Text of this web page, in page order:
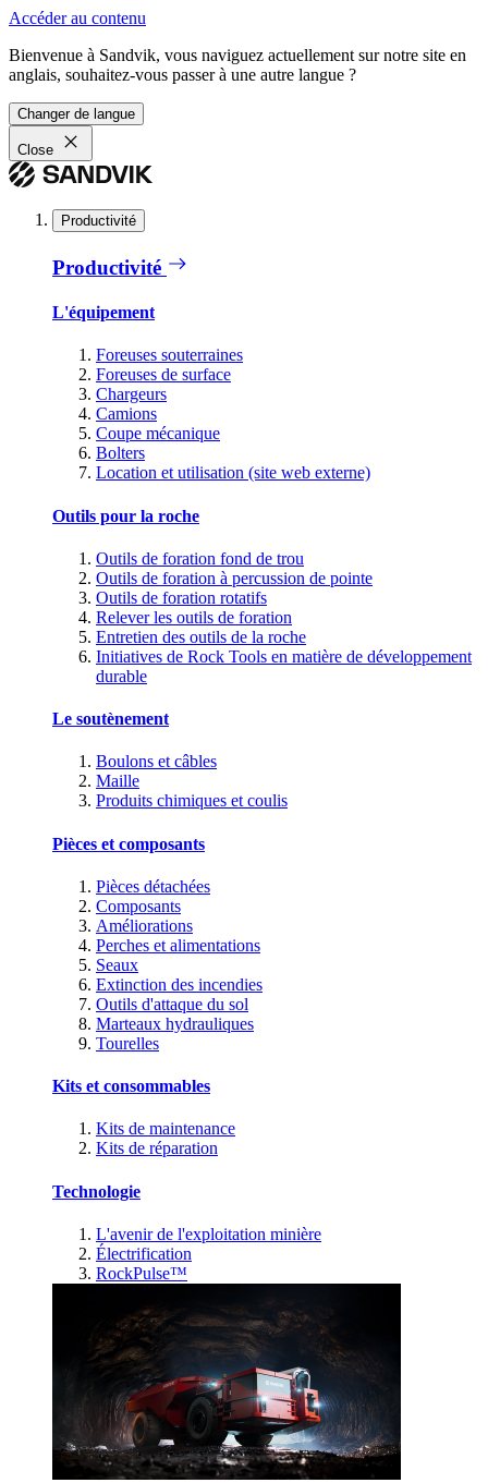
Accéder au contenu
Bienvenue à Sandvik, vous naviguez actuellement sur notre site en
anglais, souhaitez-vous passer à une autre langue ?
Changer de langue
Close
Productivité
Productivité
L'équipement
Foreuses souterraines
Foreuses de surface
Chargeurs
Camions
Coupe mécanique
Bolters
Location et utilisation (site web externe)
Outils pour la roche
Outils de foration fond de trou
Outils de foration à percussion de pointe
Outils de foration rotatifs
Relever les outils de foration
Entretien des outils de la roche
Initiatives de Rock Tools en matière de développement
durable
Le soutènement
Boulons et câbles
Maille
Produits chimiques et coulis
Pièces et composants
Pièces détachées
Composants
Améliorations
Perches et alimentations
Seaux
Extinction des incendies
Outils d'attaque du sol
Marteaux hydrauliques
Tourelles
Kits et consommables
Kits de maintenance
Kits de réparation
Technologie
L'avenir de l'exploitation minière
Électrification
RockPulse™